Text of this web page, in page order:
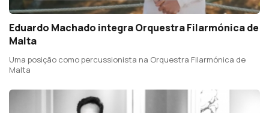
Eduardo Machado integra Orquestra Filarmónica de
Malta
Uma posição como percussionista na Orquestra Filarmónica de
Malta